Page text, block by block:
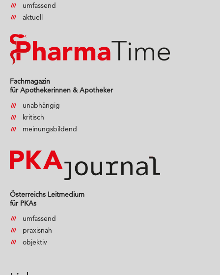
umfassend
aktuell
Fachmagazin
für Apothekerinnen & Apotheker
unabhängig
kritisch
meinungsbildend
Österreichs Leitmedium
für PKAs
umfassend
praxisnah
objektiv